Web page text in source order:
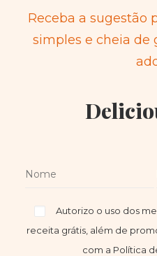
Receba a sugestão
simples e cheia de
Autorizo o uso dos
receita grátis, além de
com a Política